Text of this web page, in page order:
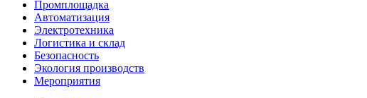
Промплощадка
Автоматизация
Электротехника
Логистика и склад
Безопасность
Экология производств
Мероприятия